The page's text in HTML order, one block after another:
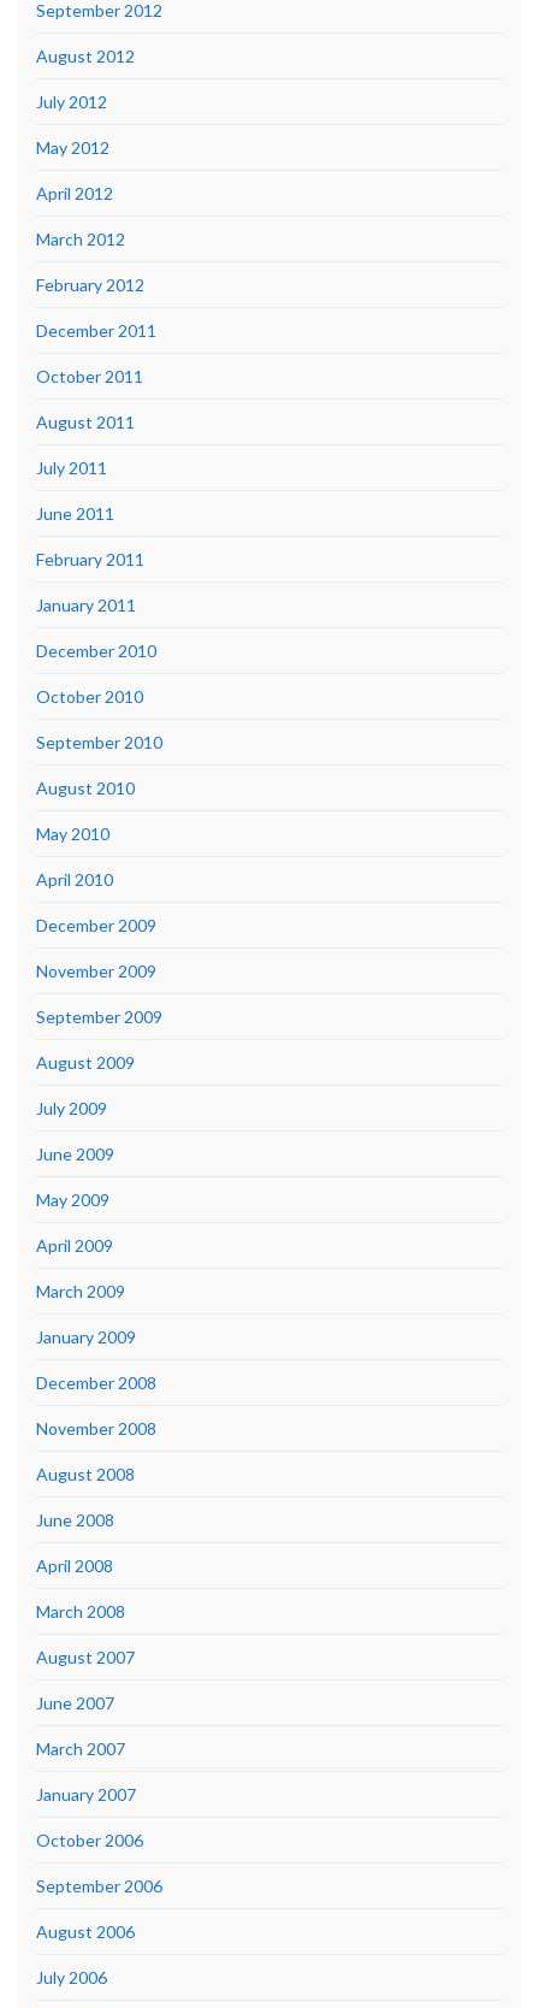
September 2012
August 2012
July 2012
May 2012
April 2012
March 2012
February 2012
December 2011
October 2011
August 2011
July 2011
June 2011
February 2011
January 2011
December 2010
October 2010
September 2010
August 2010
May 2010
April 2010
December 2009
November 2009
September 2009
August 2009
July 2009
June 2009
May 2009
April 2009
March 2009
January 2009
December 2008
November 2008
August 2008
June 2008
April 2008
March 2008
August 2007
June 2007
March 2007
January 2007
October 2006
September 2006
August 2006
July 2006